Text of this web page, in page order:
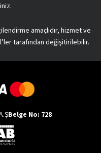
amaçlıdır, hizmet ve
tarafından değişitirilebilir.
Belge No: 728